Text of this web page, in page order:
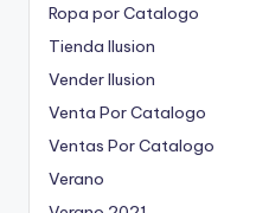
Ropa por Catalogo
Tienda Ilusion
Vender Ilusion
Venta Por Catalogo
Ventas Por Catalogo
Verano